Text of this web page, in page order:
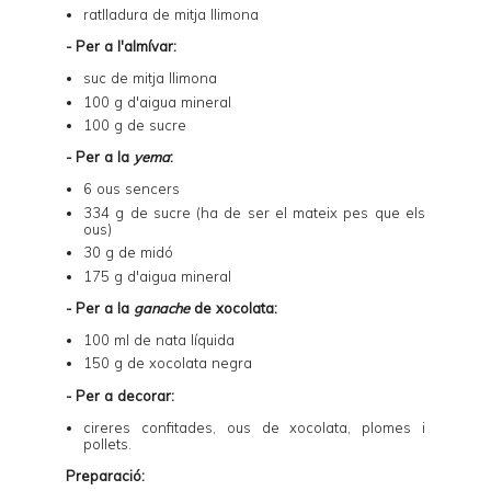
ratlladura de mitja llimona
- Per a l'almívar:
suc de mitja llimona
100 g d'aigua mineral
100 g de sucre
- Per a la yema:
6 ous sencers
334 g de sucre (ha de ser el mateix pes que els
ous)
30 g de midó
175 g d'aigua mineral
- Per a la ganachede xocolata:
100 ml de nata líquida
150 g de xocolata negra
- Per a decorar:
cireres confitades, ous de xocolata , plomes i
pollets.
Preparació: